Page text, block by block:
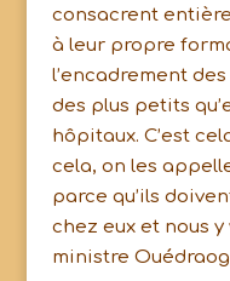
consacrent
à leur propre
l’encadrement
des plus petits
hôpitaux. C’est
cela, on les
parce qu’ils
chez eux et nous
ministre